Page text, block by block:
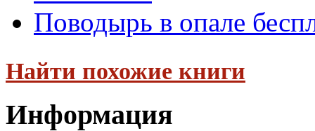
Поводырь в опале
Найти похожие книги
Информация